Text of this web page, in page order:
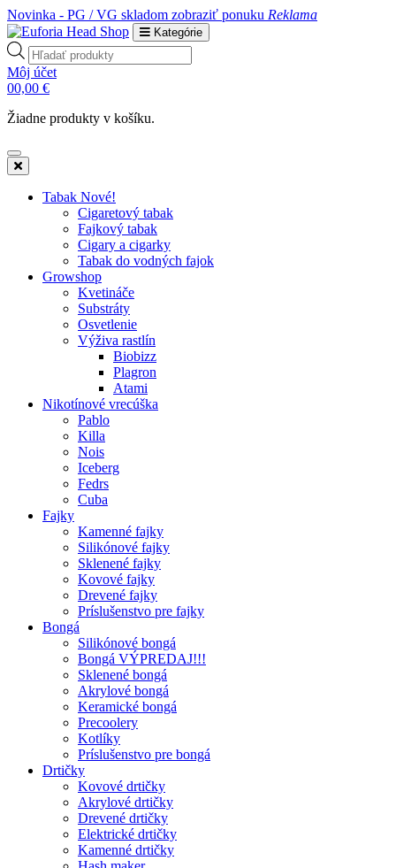
Novinka - PG / VG skladom zobraziť ponuku Reklama
Kategórie
Products
search
Môj účet
00,00 €
Žiadne produkty v košíku.
Tabak Nové!
Cigaretový tabak
Fajkový tabak
Cigary a cigarky
Tabak do vodných fajok
Growshop
Kvetináče
Substráty
Osvetlenie
Výživa rastlín
Biobizz
Plagron
Atami
Nikotínové vrecúška
Pablo
Killa
Nois
Iceberg
Fedrs
Cuba
Fajky
Kamenné fajky
Silikónové fajky
Sklenené fajky
Kovové fajky
Drevené fajky
Príslušenstvo pre fajky
Bongá
Silikónové bongá
Bongá VÝPREDAJ!!!
Sklenené bongá
Akrylové bongá
Keramické bongá
Precoolery
Kotlíky
Príslušenstvo pre bongá
Drtičky
Kovové drtičky
Akrylové drtičky
Drevené drtičky
Elektrické drtičky
Kamenné drtičky